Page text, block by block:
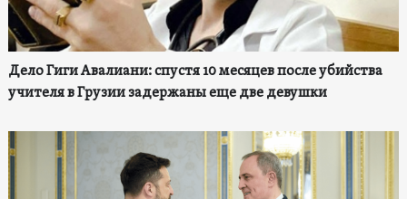
Дело Гиги Авалиани: спустя 10 месяцев после убийства
учителя в Грузии задержаны еще две девушки